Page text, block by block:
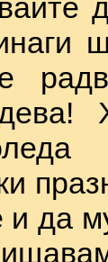
и да